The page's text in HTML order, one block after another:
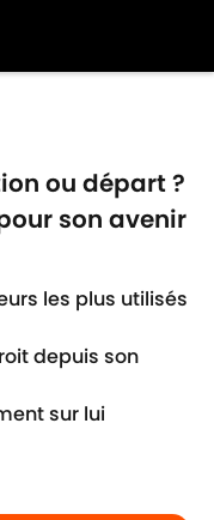
ou départ ?
son avenir
les plus utilisés
depuis son
sur lui